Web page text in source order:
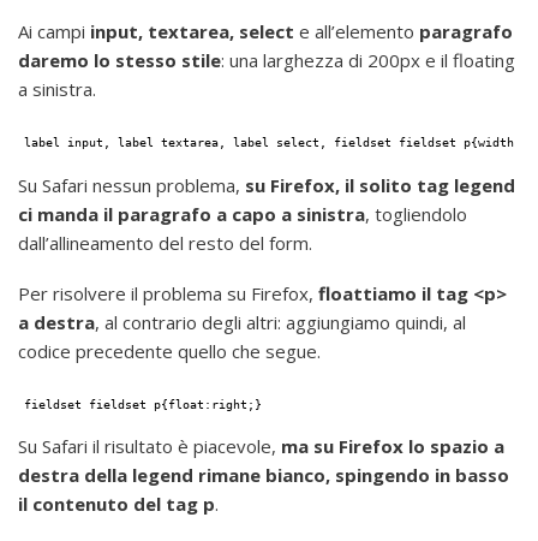
Ai campi input, textarea, select e all’elemento paragrafo
daremo lo stesso stile: una larghezza di 200px e il floating
a sinistra.
label input, label textarea, label select, fieldset fieldset
Su Safari nessun problema, su Firefox, il solito tag legend
ci manda il paragrafo a capo a sinistra, togliendolo
dall’allineamento del resto del form.
Per risolvere il problema su Firefox, floattiamo il tag <p>
a destra, al contrario degli altri: aggiungiamo quindi, al
codice precedente quello che segue.
fieldset fieldset p{float:right;}
Su Safari il risultato è piacevole, ma su Firefox lo spazio a
destra della legend rimane bianco, spingendo in basso
il contenuto del tag p.